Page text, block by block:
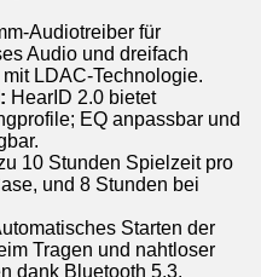
Audiotreiber für
Audio und dreifach
LDAC-Technologie.
HearID 2.0 bietet
EQ anpassbar und
10 Stunden Spielzeit pro
und 8 Stunden bei
Starten der
Tragen und nahtloser
dank Bluetooth 5.3.